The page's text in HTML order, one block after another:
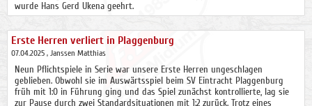
wurde Hans Gerd Ukena geehrt.
Erste Herren verliert in Plaggenburg
07.04.2025 , Janssen Matthias
Neun Pflichtspiele in Serie war unsere Erste Herren ungeschlagen
geblieben. Obwohl sie im Auswärtsspiel beim SV Eintracht Plaggenburg
früh mit 1:0 in Führung ging und das Spiel zunächst kontrollierte, lag sie
zur Pause durch zwei Standardsituationen mit 1:2 zurück. Trotz eines